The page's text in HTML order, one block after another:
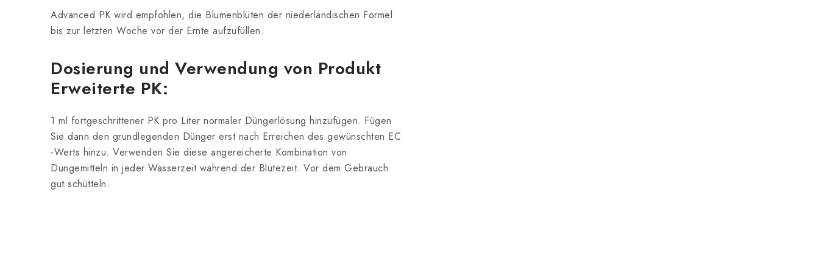
Advanced PK wird empfohlen, die Blumenblüten der niederländischen Formel
bis zur letzten Woche vor der Ernte aufzufüllen.
Dosierung und Verwendung von Produkt
Erweiterte PK:
1 ml fortgeschrittener PK pro Liter normaler Düngerlösung hinzufügen. Fügen
Sie dann den grundlegenden Dünger erst nach Erreichen des gewünschten EC
-Werts hinzu. Verwenden Sie diese angereicherte Kombination von
Düngemitteln in jeder Wasserzeit während der Blütezeit. Vor dem Gebrauch
gut schütteln.